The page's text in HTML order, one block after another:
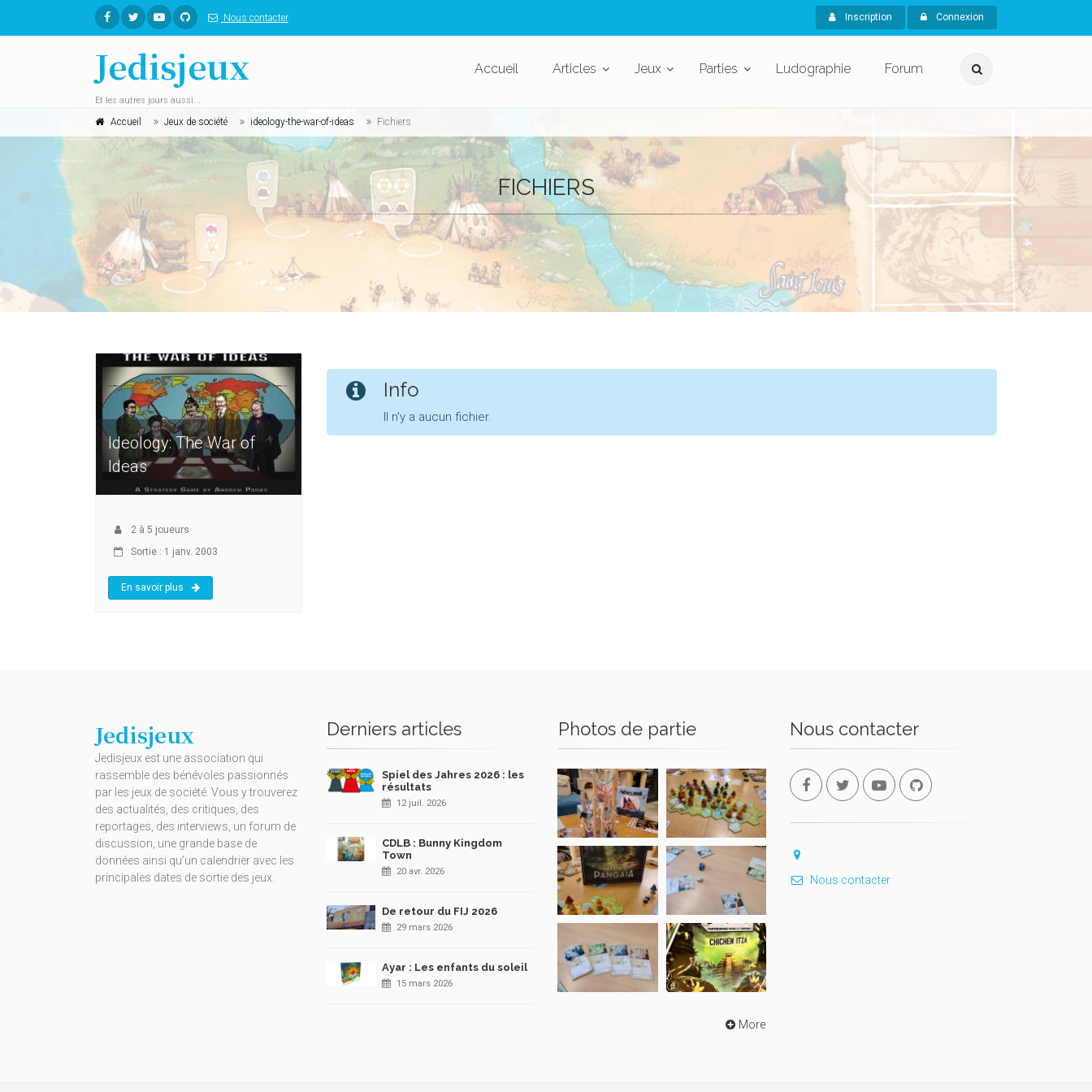
Nous contacter Inscription Connexion
Jedisjeux
Et les autres jours aussi...
Accueil Articles Jeux Parties Ludographie Forum
Accueil Jeux de société ideology-the-war-of-ideas Fichiers
FICHIERS
Ideology: The War of
Ideas
2 à 5 joueurs
Sortie : 1 janv. 2003
En savoir plus
Info
Il n'y a aucun fichier.
Jedisjeux
Jedisjeux est une association qui
rassemble des bénévoles passionnés
par les jeux de société. Vous y trouverez
des actualités, des critiques, des
reportages, des interviews, un forum de
discussion, une grande base de
données ainsi qu’un calendrier avec les
principales dates de sortie des jeux.
Derniers articles
Spiel des Jahres 2026 : les
résultats
12 juil. 2026
CDLB : Bunny Kingdom
Town
20 avr. 2026
De retour du FIJ 2026
29 mars 2026
Ayar : Les enfants du soleil
15 mars 2026
Photos de partie
More
Nous contacter
Nous contacter